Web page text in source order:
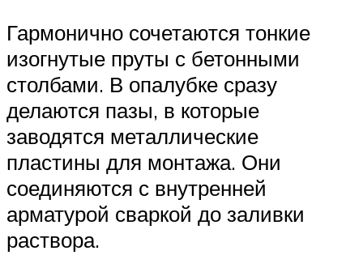
Гармонично сочетаются тонкие
изогнутые пруты с бетонными
столбами. В опалубке сразу
делаются пазы, в которые
заводятся металлические
пластины для монтажа. Они
соединяются с внутренней
арматурой сваркой до заливки
раствора.